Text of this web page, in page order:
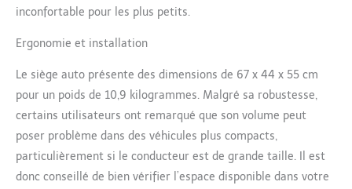
maximale [DE QUALITÉ
circulaire optimale de l’air De
plus, grâce à sa housse
respirante, amovible et
lavable votre siège auto
Reverso iPlus sera toujours
prêt à l’emploi
inconfortable pour les plus petits.
Ergonomie et installation
Le siège auto présente des dimensions de 67 x 44 x 55 cm
pour un poids de 10,9 kilogrammes. Malgré sa robustesse,
certains utilisateurs ont remarqué que son volume peut
poser problème dans des véhicules plus compacts,
particulièrement si le conducteur est de grande taille. Il est
donc conseillé de bien vérifier l’espace disponible dans votre